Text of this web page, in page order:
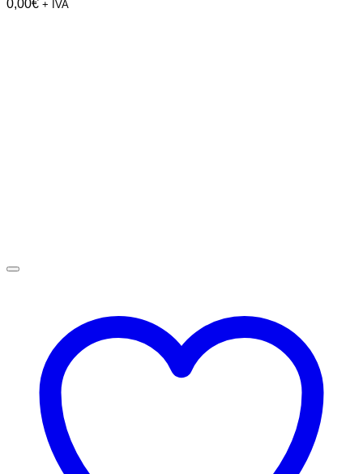
0,00€ + IVA